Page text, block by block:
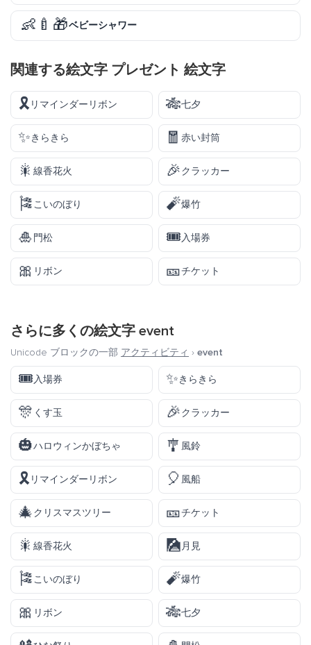
👶🍼🎁ベビーシャワー
関連する絵文字 プレゼント 絵文字
🎗️ リマインダーリボン 🎋七夕
✨きらきら 🧧 赤い封筒
🎇 線香花火 🎉クラッカー
🎏こいのぼり 🧨爆竹
🎍 門松 🎟️入場券
🎀 リボン 🎫チケット
さらに多くの絵文字 event
Unicode ブロックの一部 アクティビティ › event
🎟️入場券 ✨きらきら
🎊 くす玉 🎉クラッカー
🎃ハロウィンかぼちゃ 🎐 風鈴
🎗️ リマインダーリボン 🎈 風船
🎄クリスマスツリー 🎫チケット
🎇 線香花火 🎑月見
🎏こいのぼり 🧨爆竹
🎀 リボン 🎋七夕